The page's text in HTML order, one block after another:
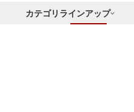
カテゴリラインアップ